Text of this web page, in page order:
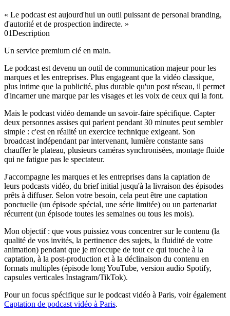
« Le podcast est aujourd'hui un outil puissant de personal branding,
d'autorité et de prospection indirecte. »
01Description
Un service premium clé en main.
Le podcast est devenu un outil de communication majeur pour les
marques et les entreprises. Plus engageant que la vidéo classique,
plus intime que la publicité, plus durable qu'un post réseau, il permet
d'incarner une marque par les visages et les voix de ceux qui la font.
Mais le podcast vidéo demande un savoir-faire spécifique. Capter
deux personnes assises qui parlent pendant 30 minutes peut sembler
simple : c'est en réalité un exercice technique exigeant. Son
broadcast indépendant par intervenant, lumière constante sans
chauffer le plateau, plusieurs caméras synchronisées, montage fluide
qui ne fatigue pas le spectateur.
J'accompagne les marques et les entreprises dans la captation de
leurs podcasts vidéo, du brief initial jusqu'à la livraison des épisodes
prêts à diffuser. Selon votre besoin, cela peut être une captation
ponctuelle (un épisode spécial, une série limitée) ou un partenariat
récurrent (un épisode toutes les semaines ou tous les mois).
Mon objectif : que vous puissiez vous concentrer sur le contenu (la
qualité de vos invités, la pertinence des sujets, la fluidité de votre
animation) pendant que je m'occupe de tout ce qui touche à la
captation, à la post-production et à la déclinaison du contenu en
formats multiples (épisode long YouTube, version audio Spotify,
capsules verticales Instagram/TikTok).
Pour un focus spécifique sur le podcast vidéo à Paris, voir également
Captation de podcast vidéo à Paris.